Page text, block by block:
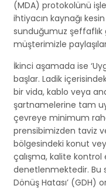
(MDA) protokolünü
ihtiyacın kaynağı
sunduğumuz
müşterimizle
İkinci aşamada ise
başlar. Ladik
bir vida, kablo veya
şartnamelerine tam
çevreye minimum
prensibimizden taviz
bölgesindeki konut
çalışma, kalite
denetlenmektedir. Bu
Dönüş Hatası’ (GDH)